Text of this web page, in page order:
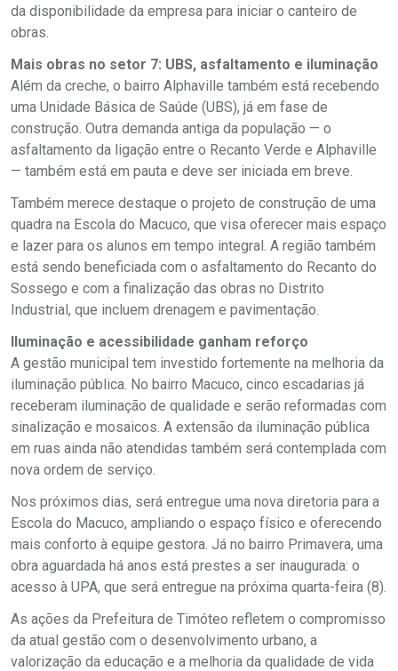
da disponibilidade da empresa para iniciar o canteiro de
obras.
Mais obras no setor 7: UBS, asfaltamento e iluminação
Além da creche, o bairro Alphaville também está recebendo
uma Unidade Básica de Saúde (UBS), já em fase de
construção. Outra demanda antiga da população — o
asfaltamento da ligação entre o Recanto Verde e Alphaville
— também está em pauta e deve ser iniciada em breve.
Também merece destaque o projeto de construção de uma
quadra na Escola do Macuco, que visa oferecer mais espaço
e lazer para os alunos em tempo integral. A região também
está sendo beneficiada com o asfaltamento do Recanto do
Sossego e com a finalização das obras no Distrito
Industrial, que incluem drenagem e pavimentação.
Iluminação e acessibilidade ganham reforço
A gestão municipal tem investido fortemente na melhoria da
iluminação pública. No bairro Macuco, cinco escadarias já
receberam iluminação de qualidade e serão reformadas com
sinalização e mosaicos. A extensão da iluminação pública
em ruas ainda não atendidas também será contemplada com
nova ordem de serviço.
Nos próximos dias, será entregue uma nova diretoria para a
Escola do Macuco, ampliando o espaço físico e oferecendo
mais conforto à equipe gestora. Já no bairro Primavera, uma
obra aguardada há anos está prestes a ser inaugurada: o
acesso à UPA, que será entregue na próxima quarta-feira (8).
As ações da Prefeitura de Timóteo refletem o compromisso
da atual gestão com o desenvolvimento urbano, a
valorização da educação e a melhoria da qualidade de vida